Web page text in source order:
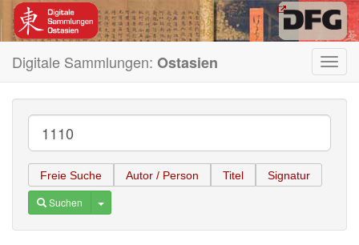
Digitale Sammlungen: Ostasien
Freie Suche Autor / Person Titel Signatur
Suchen Toggle Dropdown